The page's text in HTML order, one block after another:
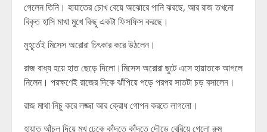
গেলেন তিনি। হায়াতের চোখ বেয়ে অঝোরে পানি ঝরছে, আর রাজ তখনো
বিকৃত হাসি মাখা মুখে কিছু একটা ফিসফিস করছে।
মুহূর্তেই মিসেস অরোরা চিৎকার করে উঠলেন।
রাজ বাধ্য হয়ে হাত ছেড়ে দিলো।মিসেস অরোরা ছুটে এসে হায়াতকে আগলে
নিলেন। পরক্ষণেই রাজের দিকে ঝাঁপিয়ে পড়ে পরপর সাতটা চড় বসালেন।
রাজ মাথা নিচু করে লজ্জা আর ক্রোধ গোপন করতে লাগলো।
হায়াত আঁচল দিয়ে মুখ ঢেকে কাঁদতে কাঁদতে দৌড়ে বেরিয়ে গেলো রুম